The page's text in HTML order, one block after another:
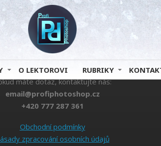
O LEKTOROVI RUBRIKY
" Plán
→ Objednat
máte dotaz, kontaktujte nás:
email@profiphotoshop.cz
+420 777 287 361
Obchodní podmínky
zpracování osobních údajů